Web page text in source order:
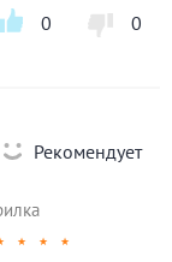
0 0
Рекомендует
★ ★ ★